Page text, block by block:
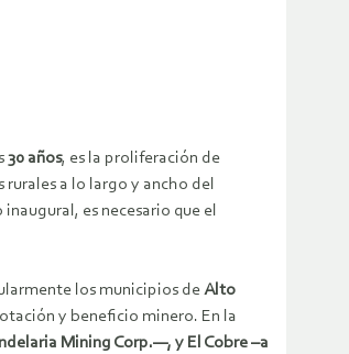
30 años, es la proliferación de
a lo largo y ancho del
inaugural, es necesario que el
los municipios deAlto
y beneficio minero. En la
Mining Corp.—, y El Cobre –a